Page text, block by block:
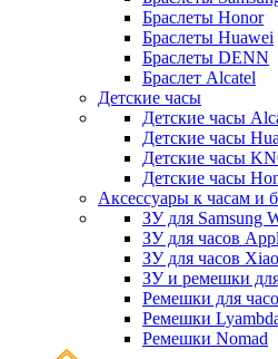
Браслеты Honor
Браслеты Huawei
Браслеты DENN
Браслет Alcatel
Детские часы
Детские часы
Детские часы
Детские часы
Детские часы
Аксессуары к часам и
ЗУ для Samsung
ЗУ для часов
ЗУ для часов
ЗУ и ремешки
Ремешки для
Ремешки
Ремешки Nomad